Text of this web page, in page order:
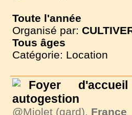
Toute l'année
Organisé par:
Tous âges
Catégorie: Location
Foyer
autogestion
@Miolet (gard), France